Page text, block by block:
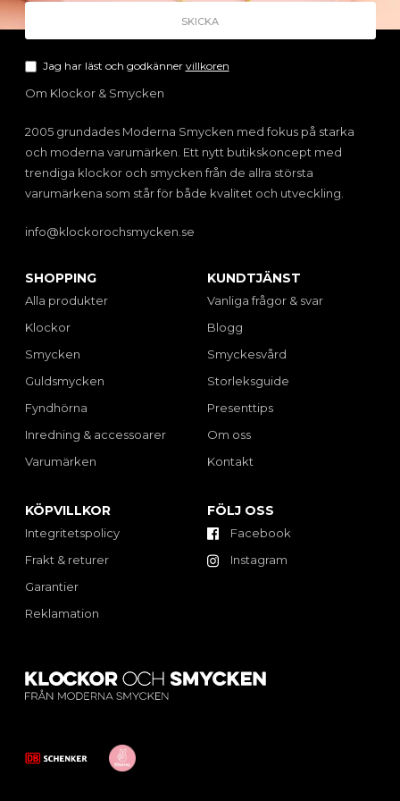
Jag har läst och godkänner villkoren
Om Klockor & Smycken
2005 grundades Moderna Smycken med fokus på starka
och moderna varumärken. Ett nytt butikskoncept med
trendiga klockor och smycken från de allra största
varumärkena som står för både kvalitet och utveckling.
info@klockorochsmycken.se
SHOPPING
Alla produkter
Klockor
Smycken
Guldsmycken
Fyndhörna
Inredning & accessoarer
Varumärken
KUNDTJÄNST
Vanliga frågor & svar
Blogg
Smyckesvård
Storleksguide
Presenttips
Om oss
Kontakt
KÖPVILLKOR
Integritetspolicy
Frakt & returer
Garantier
Reklamation
FÖLJ OSS
Facebook
Instagram